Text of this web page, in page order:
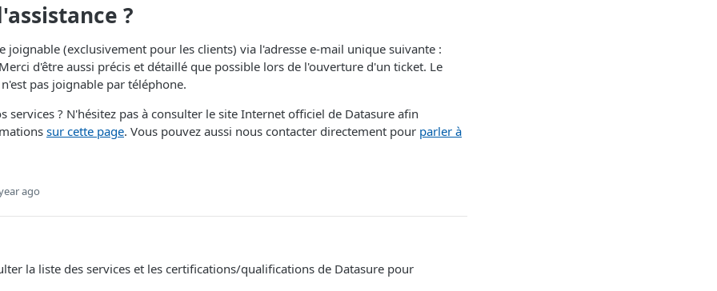
?
joignable (exclusivement pour les clients) via l'adresse e-mail unique suivante :
d'être aussi précis et détaillé que possible lors de l'ouverture d'un ticket. Le
pas joignable par téléphone.
services ? N'hésitez pas à consulter le site Internet officiel de Datasure afin
sur cette page. Vous pouvez aussi nous contacter directement pour parler à
ago
la liste des services et les certifications/qualifications de Datasure pour